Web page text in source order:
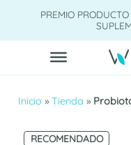
PREMIO
Inicio » Tienda »
RECOMENDADO